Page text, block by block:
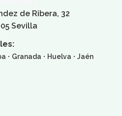
de Ribera, 32
Sevilla
· Granada · Huelva · Jaén